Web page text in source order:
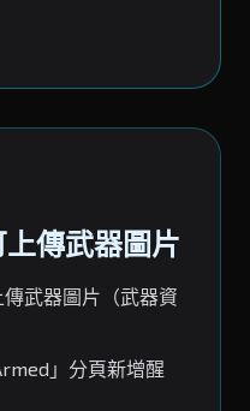
傳武器圖片
武器圖片（武器資
」分頁新增醒